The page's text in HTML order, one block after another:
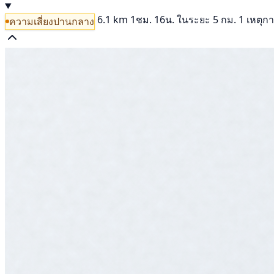
ความเสี่ยงปานกลาง 6.1 km 1ชม. 16น. ในระยะ 5 กม. 1 เหตุก